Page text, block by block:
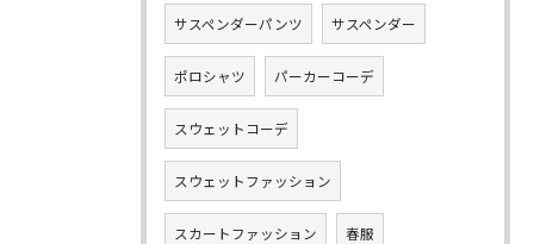
サスペンダーパンツ サスペンダー
ポロシャツ パーカーコーデ
スウェットコーデ
スウェットファッション
スカートファッション 春服